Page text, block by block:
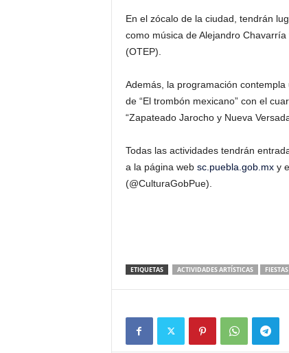
En el zócalo de la ciudad, tendrán
como música de Alejandro
(OTEP).
Además, la programación
de “El trombón mexicano” con el
“Zapateado Jarocho y Nueva
Todas las actividades tendrán
a la página web sc.puebla.gob.mxy
(@CulturaGobPue).
ETIQUETAS ACTIVIDADES ARTÍSTICAS